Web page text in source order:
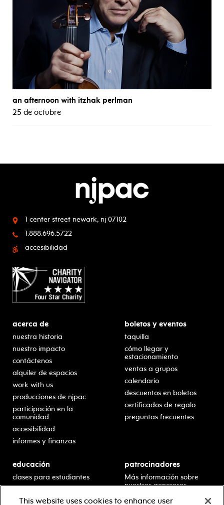
an afternoon with itzhak perlman
25 de octubre
1 center street newark, nj 07102
1.888.696.5722
accesibilidad
acerca de
nuestra historia
nuestro impacto
contáctenos
alquiler de espacios
work with us
producciones de njpac
participación en la
comunidad
accesibilidad
informes y finanzas
boletos y eventos
taquilla
cómo llegar y
estacionamiento
ventas a grupos
calendario
descuentos en boletos
certificados de regalo
preguntas frecuentes
educación
clases para estudiantes
escolar
patrocinadores
Más información sobre
nuestros generosos
This website uses cookies to enhance user